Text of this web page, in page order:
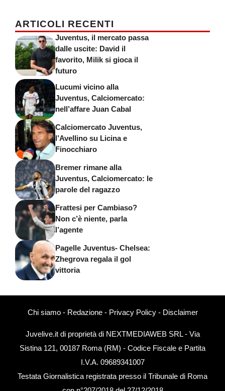
ARTICOLI RECENTI
Juventus, il mercato passa
dalle uscite: David il
favorito, Milik si gioca il
futuro
Lucumi vicino alla
Juventus, Calciomercato:
nell’affare Juan Cabal
Calciomercato Juventus,
l’Avellino su Licina e
Finocchiaro
Bremer rimane alla
Juventus, Calciomercato: le
parole del ragazzo
Frattesi per Cambiaso?
Non c’è niente, parla
l’agente
Pagelle Juventus- Chelsea:
Zhegrova regala il gol
vittoria
Chi siamo- Redazione- Privacy Policy- Disclaimer
Juvelive.it di proprietà di NEXTMEDIAWEB SRL - Via
Sistina 121, 00187 Roma (RM) - Codice Fiscale e Partita
I.V.A. 09689341007
Testata Giornalistica registrata presso il Tribunale di Roma